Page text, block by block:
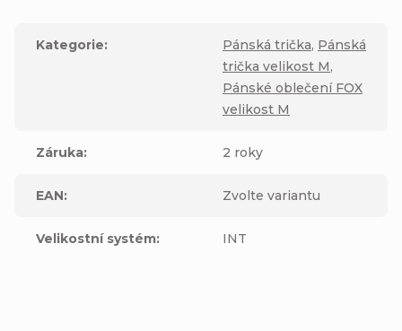
Kategorie: Pánská trička, Pánská
trička velikost M,
Pánské oblečení FOX
velikost M
Záruka: 2 roky
EAN: Zvolte variantu
Velikostní systém: INT